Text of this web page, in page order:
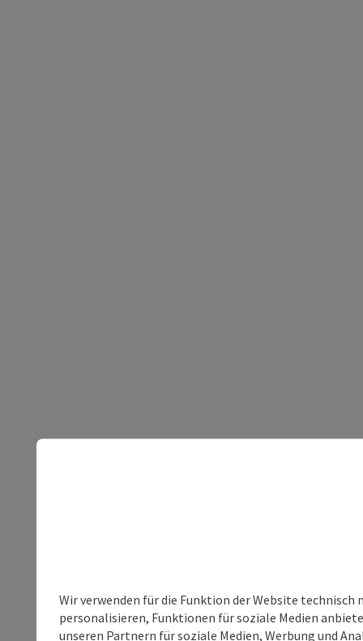
Wir verwenden für die Funktion der Website
personalisieren, Funktionen für soziale Medien
unseren Partnern für soziale Medien, Werbung und